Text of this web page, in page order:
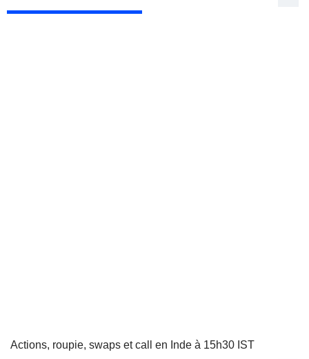
Actions, roupie, swaps et call en Inde à 15h30 IST